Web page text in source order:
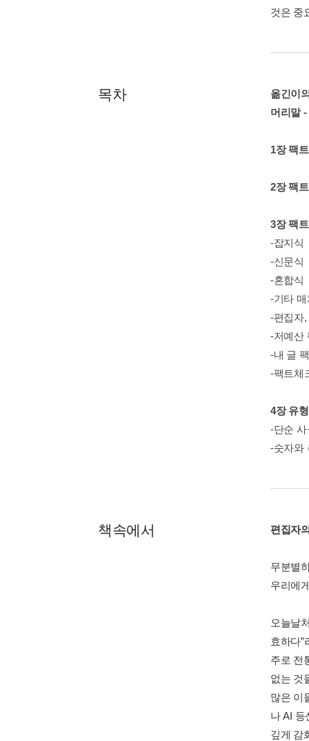
것은 중
목차
옮긴이
머리말
1장 팩
2장 팩
3장 팩
-잡지식
-신문식
-혼합식
-기타 매
-편집자
-저예산
-내 글
-팩트체
4장 유
-단순 사
-숫자와
책속에서 편집자
무분별
우리에
오늘날
효하다”
주로 전
없는 것
많은 이
나 AI 등
깊게 감